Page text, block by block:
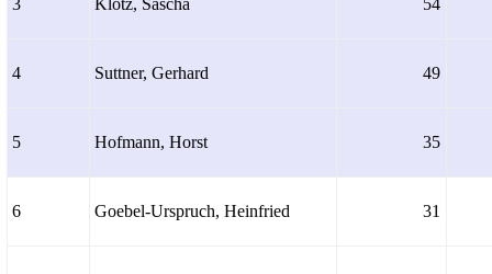
3 Klotz, Sascha 54
4 Suttner, Gerhard 49
5 Hofmann, Horst 35
6 Goebel-Urspruch, Heinfried 31